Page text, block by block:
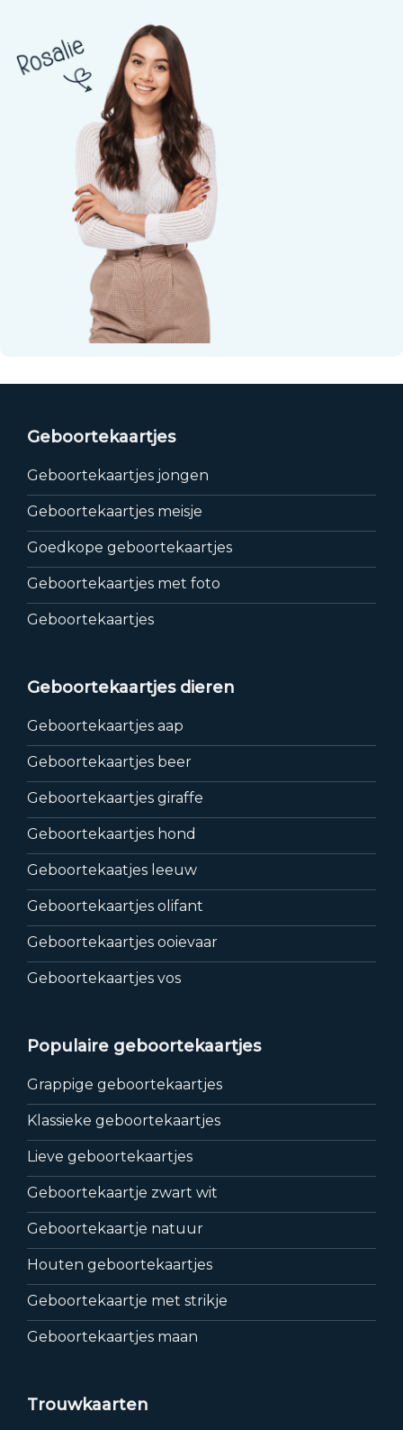
Geboortekaartjes
Geboortekaartjes jongen
Geboortekaartjes meisje
Goedkope geboortekaartjes
Geboortekaartjes met foto
Geboortekaartjes
Geboortekaartjes dieren
Geboortekaartjes aap
Geboortekaartjes beer
Geboortekaartjes giraffe
Geboortekaartjes hond
Geboortekaatjes leeuw
Geboortekaartjes olifant
Geboortekaartjes ooievaar
Geboortekaartjes vos
Populaire geboortekaartjes
Grappige geboortekaartjes
Klassieke geboortekaartjes
Lieve geboortekaartjes
Geboortekaartje zwart wit
Geboortekaartje natuur
Houten geboortekaartjes
Geboortekaartje met strikje
Geboortekaartjes maan
Trouwkaarten